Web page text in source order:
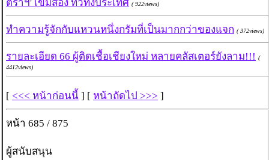
ตราฯ' เข็มสอง ทั่วทั้งประเทศ ( 922views)
ทำความรู้จักกับแหวนหนึ่งกรัมที่เป็นมากกว่าของแจก ( 372views)
รายละเอียด 66 ผู้ติดเชื้อเชียงใหม่ หลายคลัสเตอร์ยังลาม!!! (
4412views)
[ <<< หน้าก่อนนี้ ] [ หน้าถัดไป >>> ]
หน้า 685 / 875
ผู้สนับสนุน